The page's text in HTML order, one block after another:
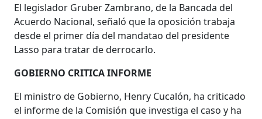
El legislador Gruber Zambrano, de la Bancada del
Acuerdo Nacional, señaló que la oposición trabaja
desde el primer día del mandatao del presidente
Lasso para tratar de derrocarlo.
GOBIERNO CRITICA INFORME
El ministro de Gobierno, Henry Cucalón, ha criticado
el informe de la Comisión que investiga el caso y ha